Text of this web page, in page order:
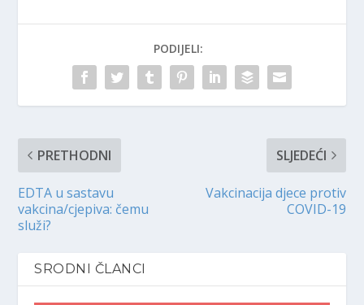
PODIJELI:
PRETHODNI
EDTA u sastavu
vakcina/cjepiva: čemu
služi?
SLJEDEĆI
Vakcinacija djece protiv
COVID-19
SRODNI ČLANCI